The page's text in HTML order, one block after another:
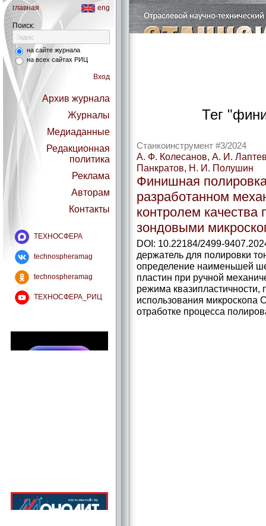
главная eng
Поиск:
на сайте журнала
на всех сайтах РИЦ
Вход
Архив журнала
Журналы
Медиаданные
Редакционная
политика
Реклама
Авторам
Контакты
ТЕХНОСФЕРА
technospheramag
technospheramag
ТЕХНОСФЕРА_РИЦ
Тег
Станкоинструмент #3/2024
А. Ф. Колесанов, А. И.
Панкратов, Н. И. Полушин
Финишная
разработанном
контролем
зондовыми
DOI: 10.22184/2499-
держатель для полировки
определение наименьшей
пластин при ручной
режима
использования микроскопа
отработке процесса